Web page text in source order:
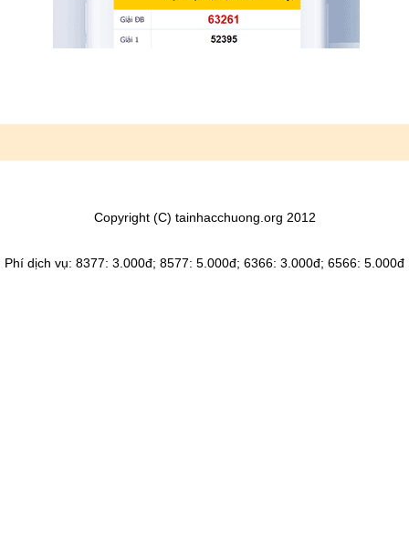
Copyright (C) tainhacchuong.org 2012
Phí dịch vụ: 8377: 3.000đ; 8577: 5.000đ; 6366: 3.000đ; 6566: 5.000đ